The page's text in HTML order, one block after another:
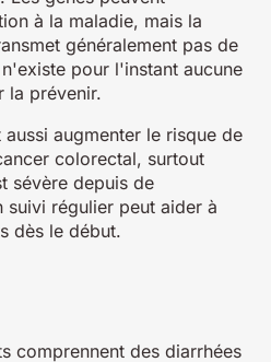
à la maladie, mais la
généralement pas de
pour l'instant aucune
la prévenir.
augmenter le risque de
colorectal, surtout
sévère depuis de
suivi régulier peut aider à
dès le début.
comprennent des diarrhées